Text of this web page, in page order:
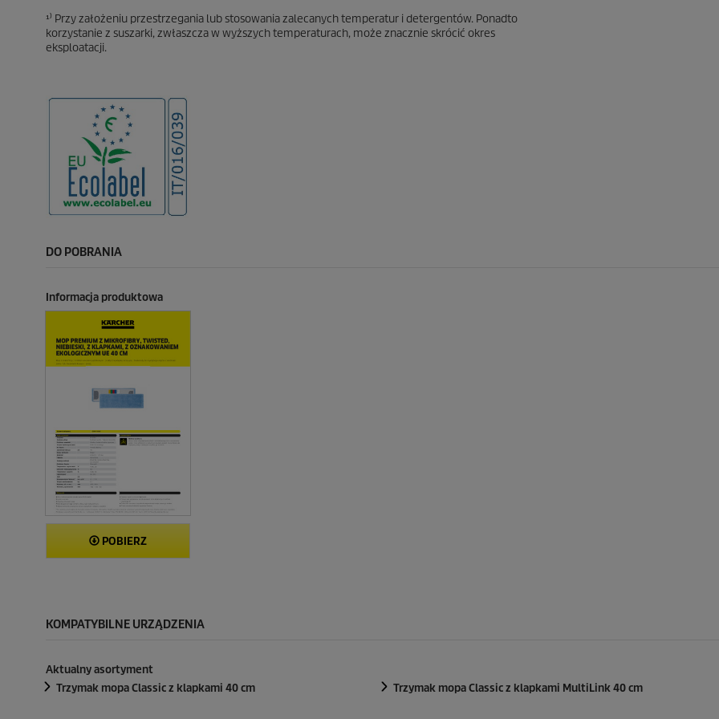
¹⁾ Przy założeniu przestrzegania lub stosowania zalecanych temperatur i detergentów. Ponadto
korzystanie z suszarki, zwłaszcza w wyższych temperaturach, może znacznie skrócić okres
eksploatacji.
DO POBRANIA
Informacja produktowa
POBIERZ
KOMPATYBILNE URZĄDZENIA
Aktualny asortyment
Trzymak mopa Classic z klapkami 40 cm
Trzymak mopa Classic z klapkami MultiLink 40 cm